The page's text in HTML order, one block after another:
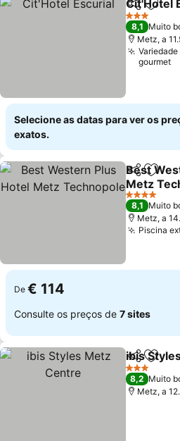
Partilhar
Cit'Hotel
3 Estrelas
8,1 Muito
Metz, a
gourmet
Selecione as datas para ver os
exatos.
Partilhar
Best
Metz
Ver preços
4 Estrelas
8,1 Muito
Metz, a
Piscina
De € 114
Consulte os preços de 7 sites
Partilhar
ibis
3 Estrelas
8,2 Muito
Metz, a